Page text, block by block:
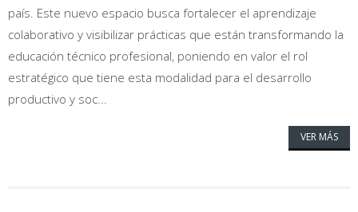
país. Este nuevo espacio busca fortalecer el aprendizaje
colaborativo y visibilizar prácticas que están transformando la
educación técnico profesional, poniendo en valor el rol
estratégico que tiene esta modalidad para el desarrollo
productivo y soc...
VER MÁS